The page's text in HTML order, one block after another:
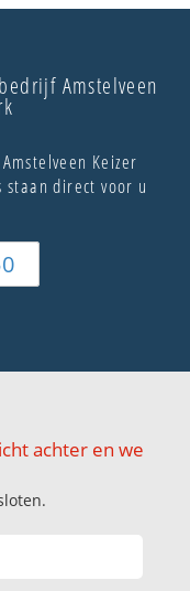
Amstelveen
Keizer
staan direct voor u
achter en we